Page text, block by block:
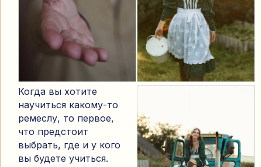
Когда вы хотите
научиться какому-то
ремеслу, то первое,
что предстоит
выбрать, где и у кого
вы будете учиться.